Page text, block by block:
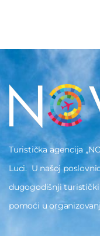
Turistička agencija
Luci. U našoj
dugogodišnji turistički
pomoći u